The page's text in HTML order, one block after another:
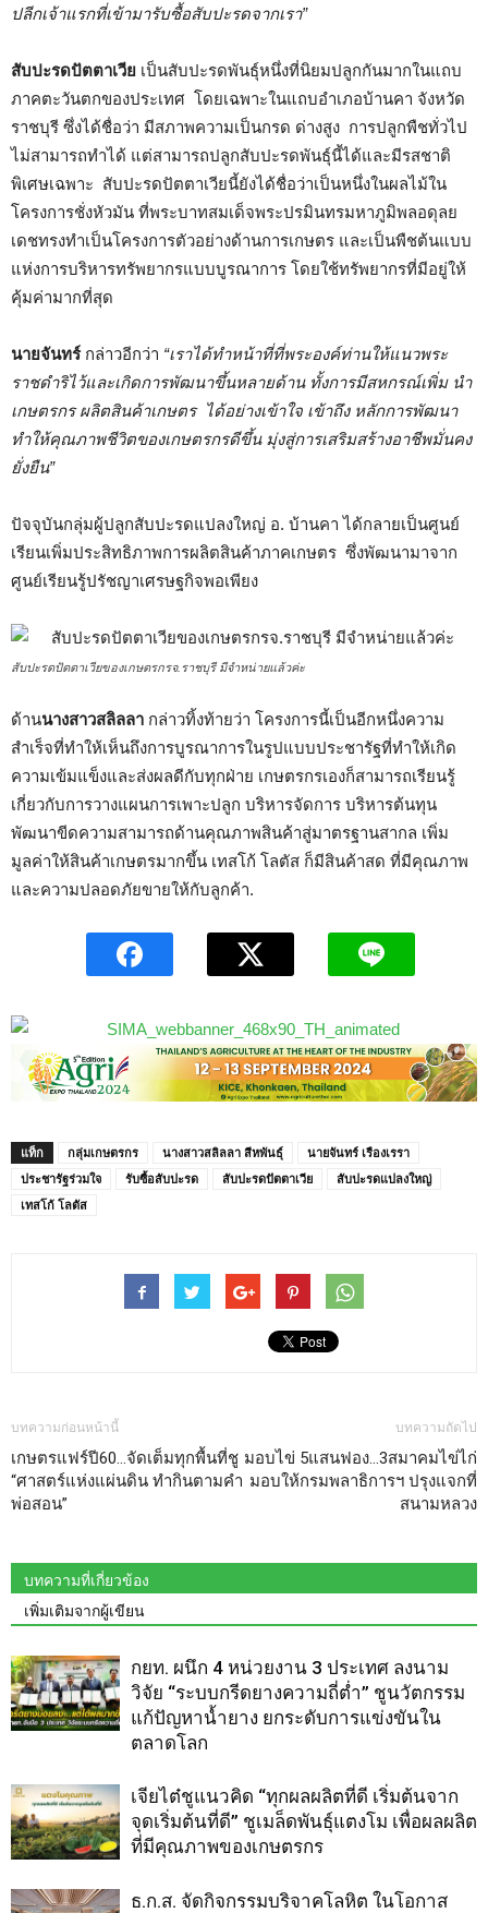
ปลีกเจ้าแรกที่เข้ามารับซื้อสับปะรดจากเรา”
สับปะรดปัตตาเวีย เป็นสับปะรดพันธุ์หนึ่งที่นิยมปลูกกันมากในแถบ
ภาคตะวันตกของประเทศ โดยเฉพาะในแถบอำเภอบ้านคา จังหวัด
ราชบุรี ซึ่งได้ชื่อว่า มีสภาพความเป็นกรด ด่างสูง การปลูกพืชทั่วไป
ไม่สามารถทำได้ แต่สามารถปลูกสับปะรดพันธุ์นี้ได้และมีรสชาติ
พิเศษเฉพาะ สับปะรดปัตตาเวียนี้ยังได้ชื่อว่าเป็นหนึ่งในผลไม้ใน
โครงการชั่งหัวมัน ที่พระบาทสมเด็จพระปรมินทรมหาภูมิพลอดุลย
เดชทรงทำเป็นโครงการตัวอย่างด้านการเกษตร และเป็นพืชต้นแบบ
แห่งการบริหารทรัพยากรแบบบูรณาการ โดยใช้ทรัพยากรที่มีอยู่ให้
คุ้มค่ามากที่สุด
นายจันทร์กล่าวอีกว่า “เราได้ทำหน้าที่ที่พระองค์ท่านให้แนวพระ
ราชดำริไว้และเกิดการพัฒนาขึ้นหลายด้าน ทั้งการมีสหกรณ์เพิ่ม นำ
เกษตรกร ผลิตสินค้าเกษตร ได้อย่างเข้าใจ เข้าถึง หลักการพัฒนา
ทำให้คุณภาพชีวิตของเกษตรกรดีขึ้น มุ่งสู่การเสริมสร้างอาชีพมั่นคง
ยั่งยืน”
ปัจจุบันกลุ่มผู้ปลูกสับปะรดแปลงใหญ่ อ. บ้านคา ได้กลายเป็นศูนย์
เรียนเพิ่มประสิทธิภาพการผลิตสินค้าภาคเกษตร ซึ่งพัฒนามาจาก
ศูนย์เรียนรู้ปรัชญาเศรษฐกิจพอเพียง
สับปะรดปัตตาเวียของเกษตรกรจ.ราชบุรี มีจำหน่ายแล้วค่ะ
ด้านนางสาวสลิลลา กล่าวทิ้งท้ายว่า โครงการนี้เป็นอีกหนึ่งความ
สำเร็จที่ทำให้เห็นถึงการบูรณาการในรูปแบบประชารัฐที่ทำให้เกิด
ความเข้มแข็งและส่งผลดีกับทุกฝ่าย เกษตรกรเองก็สามารถเรียนรู้
เกี่ยวกับการวางแผนการเพาะปลูก บริหารจัดการ บริหารต้นทุน
พัฒนาขีดความสามารถด้านคุณภาพสินค้าสู่มาตรฐานสากล เพิ่ม
มูลค่าให้สินค้าเกษตรมากขึ้น เทสโก้ โลตัส ก็มีสินค้าสด ที่มีคุณภาพ
และความปลอดภัยขายให้กับลูกค้า.
แท็ก กลุ่มเกษตรกร นางสาวสลิลลา สีหพันธุ์
นายจันทร์ เรืองเรรา
ประชารัฐร่วมใจ
รับซื้อสับปะรด สับปะรดปัตตาเวีย
สับปะรดแปลงใหญ่
เทสโก้ โลตัส
บทความก่อนหน้านี้
เกษตรแฟร์ปี60…จัดเต็มทุกพื้นที่ชู
“ศาสตร์แห่งแผ่นดิน ทำกินตามคำ
พ่อสอน”
บทความถัดไป
มอบไข่ 5แสนฟอง…3สมาคมไข่ไก่
มอบให้กรมพลาธิการฯ ปรุงแจกที่
สนามหลวง
บทความที่เกี่ยวข้อง
เพิ่มเติมจากผู้เขียน
กยท. ผนึก 4 หน่วยงาน 3 ประเทศ ลงนาม
วิจัย “ระบบกรีดยางความถี่ต่ำ” ชูนวัตกรรม
แก้ปัญหาน้ำยาง ยกระดับการแข่งขันใน
ตลาดโลก
เจียไต๋ชูแนวคิด “ทุกผลผลิตที่ดี เริ่มต้นจาก
จุดเริ่มต้นที่ดี” ชูเมล็ดพันธุ์แตงโม เพื่อผลผลิต
ที่มีคุณภาพของเกษตรกร
ธ.ก.ส. จัดกิจกรรมบริจาคโลหิต ในโอกาส